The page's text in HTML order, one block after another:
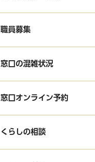
職員募集
窓口の混雑状況
窓口オンライン予約
くらしの相談